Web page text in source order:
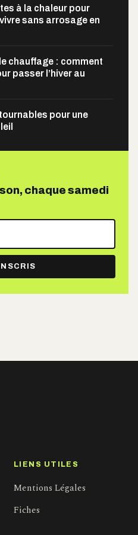
à la chaleur pour
sans arrosage en
chauffage : comment
passer l’hiver au
pour une
chaque samedi
LIENS UTILES
Mentions Légales
Fiches